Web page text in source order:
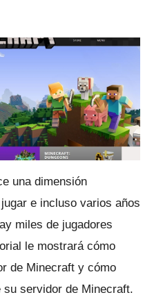
una dimensión
e incluso varios años
miles de jugadores
le mostrará cómo
de Minecraft y cómo
servidor de Minecraft.